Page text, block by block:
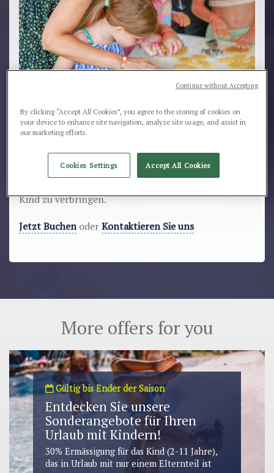
Sonderermässigungen für Kinder
Jahre in bestimmten Zeiträumen der Saison. Fragen
Sie uns nach weiteren Informationen, umeinen
Kind zu verbringen.
Jetzt BuchenoderKontaktieren Sie uns
More offers for you
Gültig bis Ender der Saison
Entdecken Sie unsere
Sonderangebote für Ihren
Urlaub mit Kindern!
30% Ermässigung für das Kind (2-11 Jahre),
das in Urlaub mit nur einem Elternteil ist
By clicking “Accept All Cookies”, you agree to the storing of cookies on
your device to enhance site navigation, analyze site usage, and assist in
our marketing efforts.
Cookies Settings Accept All Cookies
Continue without Accepting